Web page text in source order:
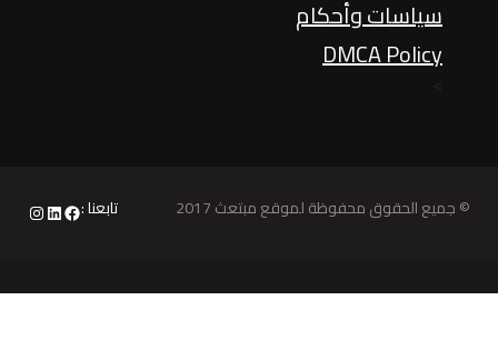
سياسات وأحكام
DMCA Policy
© جميع الحقوق محفوظة لموقع مبتعث 2017 تابعنا :Facebook
LinkedIn